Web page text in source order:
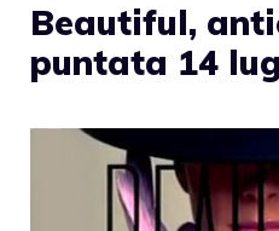
Beautiful,
puntata 14